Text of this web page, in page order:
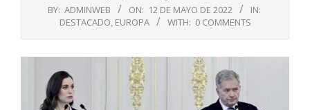
BY: ADMINWEB ON: 12 DE MAYO DE 2022
IN:
DESTACADO, EUROPA WITH: 0 COMMENTS